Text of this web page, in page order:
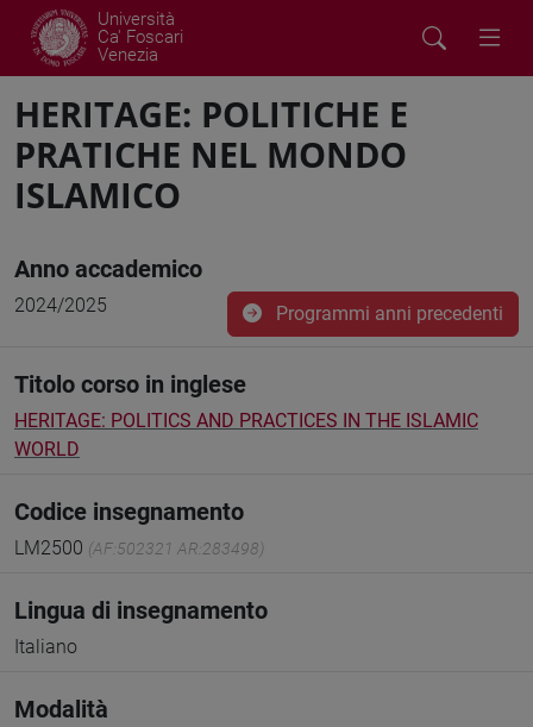
Università
Ca' Foscari
Venezia
HERITAGE: POLITICHE E
PRATICHE NEL MONDO
ISLAMICO
Anno accademico
2024/2025 Programmi anni precedenti
Titolo corso in inglese
HERITAGE: POLITICS AND PRACTICES IN THE ISLAMIC
WORLD
Codice insegnamento
LM2500 (AF:502321 AR:283498)
Lingua di insegnamento
Italiano
Modalità